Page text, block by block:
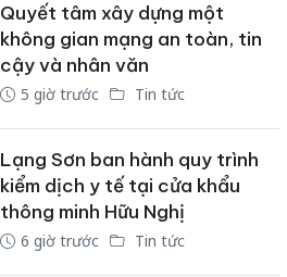
Quyết tâm xây dựng một
không gian mạng an toàn, tin
cậy và nhân văn
5 giờ trước Tin tức
Lạng Sơn ban hành quy trình
kiểm dịch y tế tại cửa khẩu
thông minh Hữu Nghị
6 giờ trước Tin tức